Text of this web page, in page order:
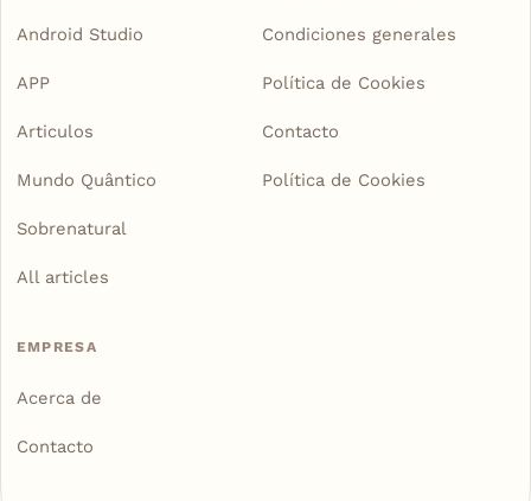
Android Studio
APP
Articulos
Mundo Quântico
Sobrenatural
All articles
Condiciones generales
Política de Cookies
Contacto
Política de Cookies
EMPRESA
Acerca de
Contacto